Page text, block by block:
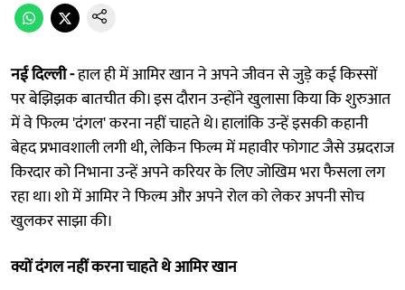
नई दिल्ली -हाल ही में आमिर खान ने अपने जीवन से जुड़े कई किस्सों
पर बेझिझक बातचीत की। इस दौरान उन्होंने खुलासा किया कि शुरुआत
में वे फिल्म 'दंगल' करना नहीं चाहते थे। हालांकि उन्हें इसकी कहानी
बेहद प्रभावशाली लगी थी, लेकिन फिल्म में महावीर फोगाट जैसे उम्रदराज
किरदार को निभाना उन्हें अपने करियर के लिए जोखिम भरा फैसला लग
रहा था। शो में आमिर ने फिल्म और अपने रोल को लेकर अपनी सोच
खुलकर साझा की।
क्यों दंगल नहीं करना चाहते थे आमिर खान